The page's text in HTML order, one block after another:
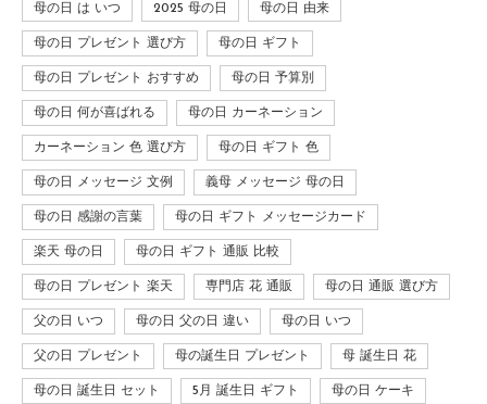
母の日 は いつ 2025 母の日 母の日 由来
母の日 プレゼント 選び方 母の日 ギフト
母の日 プレゼント おすすめ 母の日 予算別
母の日 何が喜ばれる 母の日 カーネーション
カーネーション 色 選び方 母の日 ギフト 色
母の日 メッセージ 文例 義母 メッセージ 母の日
母の日 感謝の言葉 母の日 ギフト メッセージカード
楽天 母の日 母の日 ギフト 通販 比較
母の日 プレゼント 楽天 専門店 花 通販 母の日 通販 選び方
父の日 いつ 母の日 父の日 違い 母の日 いつ
父の日 プレゼント 母の誕生日 プレゼント 母 誕生日 花
母の日 誕生日 セット 5月 誕生日 ギフト 母の日 ケーキ